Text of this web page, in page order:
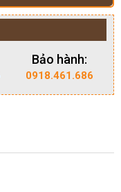
Bảo hành:
0918.461.686